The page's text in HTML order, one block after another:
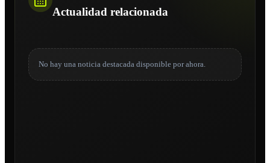
Actualidad relacionada
No hay una noticia destacada disponible por ahora.